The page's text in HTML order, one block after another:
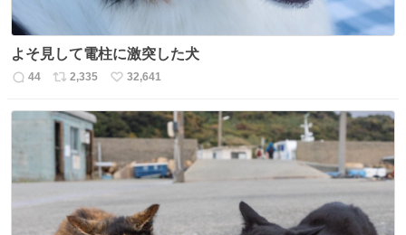
よそ見して電柱に激突した犬
返
数
44
リ
ス
ト
数
2,335
い
ね
数
32,641